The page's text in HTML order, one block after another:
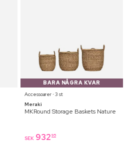
BARA NÅGRA KVAR
Accessoarer ⋅ 3 st
Meraki
MKRound Storage Baskets Nature
SEK 932 95